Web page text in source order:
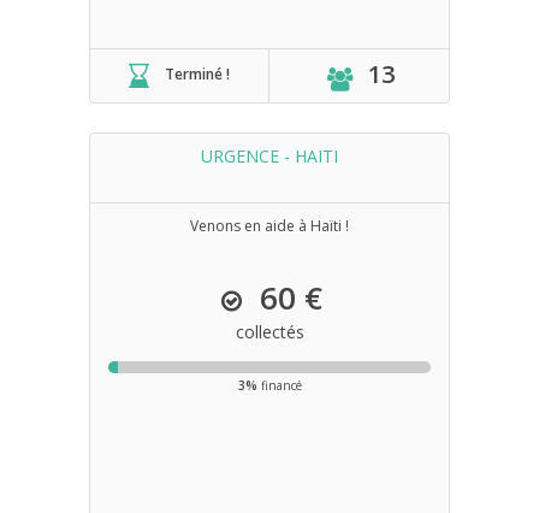
Terminé ! 13
URGENCE - HAITI
Venons en aide à Haïti !
60 €
collectés
3% financé